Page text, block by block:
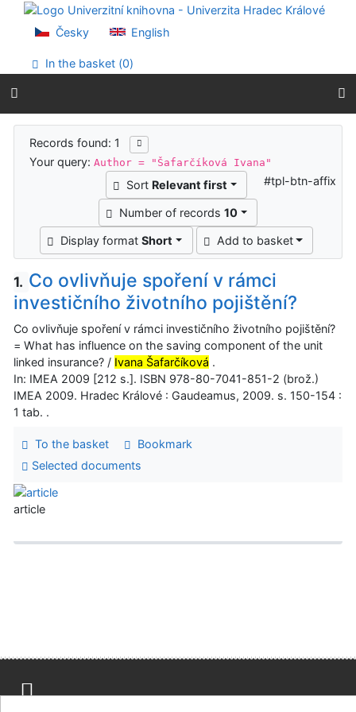
Go to content
Go to menu
Accessibility declaration
Česky English
In the basket (0)
Search results
Records found: 1
Your query:Author = "Šafarčíková Ivana"
Sort Relevant first
Number of records 10
Display formatShort Add to basket
#tpl-btn-affix
1. Co ovlivňuje spoření v rámci
investičního životního pojištění?
Co ovlivňuje spoření v rámci investičního životního pojištění?
= What has influence on the saving component of the unit
linked insurance? / Ivana Šafarčíková .
In: IMEA 2009 [212 s.]. ISBN 978-80-7041-851-2 (brož.)
IMEA 2009. Hradec Králové : Gaudeamus, 2009. s. 150-154 :
1 tab. .
To the basket
Bookmark
Selected documents
article